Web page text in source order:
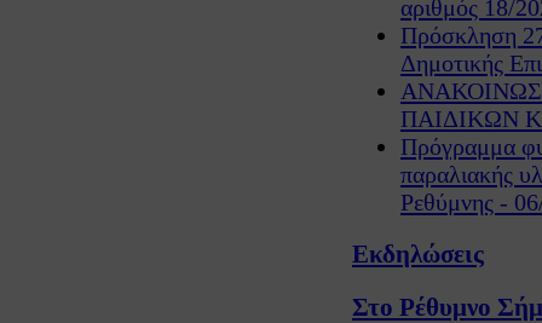
αριθμός 18/
Πρόσκληση
Δημοτικής
ΠΑΙΔΙΚΩΝ
Πρόγραμμα
παραλιακής
Ρεθύμνης -
Εκδηλώσεις
Στο Ρέθυμνο